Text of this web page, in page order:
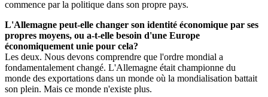
commence par la politique dans son propre pays.
L'Allemagne peut-elle changer son identité économique par ses
propres moyens, ou a-t-elle besoin d'une Europe
économiquement unie pour cela?
Les deux. Nous devons comprendre que l'ordre mondial a
fondamentalement changé. L'Allemagne était championne du
monde des exportations dans un monde où la mondialisation battait
son plein. Mais ce monde n'existe plus.